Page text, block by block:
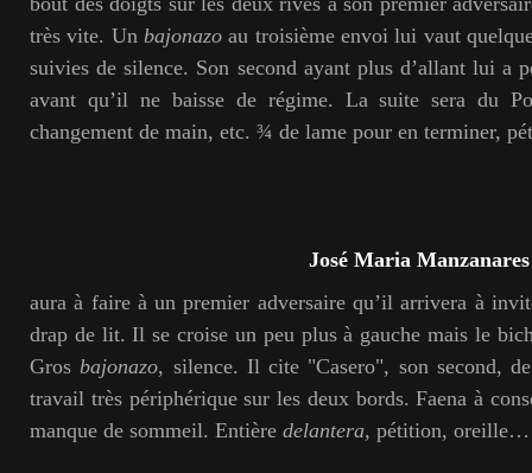
très vite. Un bajonazo au troisième envoi lui vaut
suivies de silence. Son second ayant plus d’allant lui a
avant qu’il ne baisse de régime. La suite sera du
changement de main, etc. ¾ de lame pour en terminer,
José Maria Manzanares
aura à faire à un premier adversaire qu’il arrivera à
drap de lit. Il se croise un peu plus à gauche mais le
Grosbajonazo, silence. Il cite "Casero", son second,
travail très périphérique sur les deux bords. Faena à
manque de sommeil. Entière delantera, pétition, oreille…